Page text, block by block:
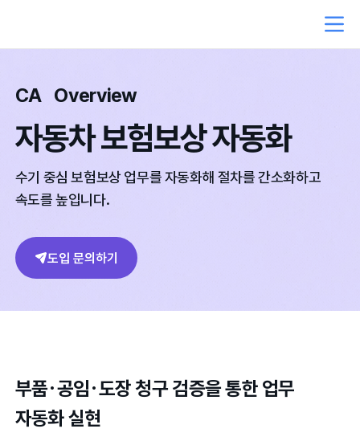
CA Overview
자동차 보험보상 자동화
수기 중심 보험보상 업무를 자동화해 절차를 간소화하고
속도를 높입니다.
도입 문의하기
부품･공임･도장 청구 검증을 통한 업무
자동화 실현